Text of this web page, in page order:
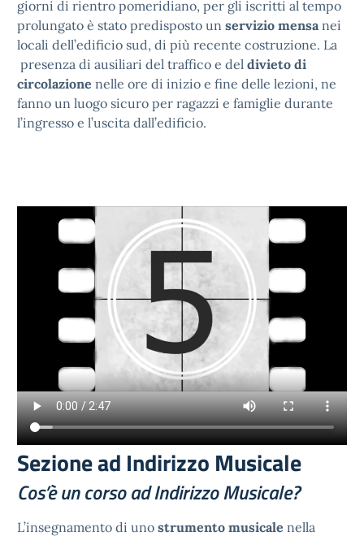
giorni di rientro pomeridiano, per gli iscritti al tempo
prolungato è stato predisposto un servizio mensanei
locali dell’edificio sud, di più recente costruzione. La
presenza di ausiliari del traffico e del divieto di
circolazione nelle ore di inizio e fine delle lezioni, ne
fanno un luogo sicuro per ragazzi e famiglie durante
l’ingresso e l’uscita dall’edificio.
Sezione ad Indirizzo Musicale
Cos’è un corso ad Indirizzo Musicale?
L’insegnamento di uno strumento musicale nella